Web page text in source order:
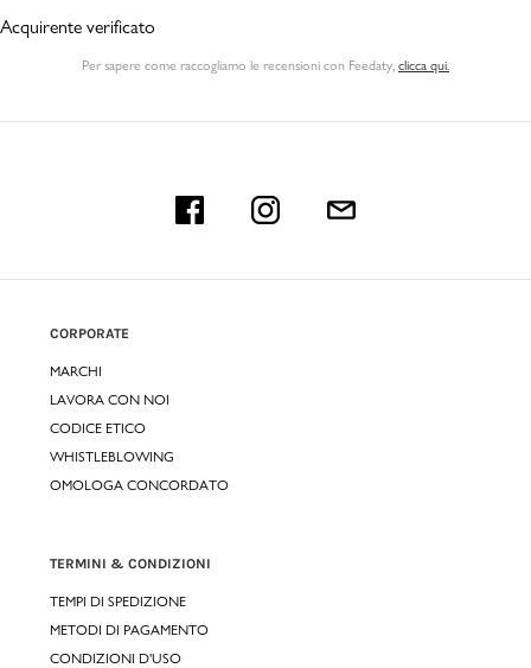
Acquirente verificato
Per sapere come raccogliamo le recensioni con Feedaty, clicca qui.
CORPORATE
MARCHI
LAVORA CON NOI
CODICE ETICO
WHISTLEBLOWING
OMOLOGA CONCORDATO
TERMINI & CONDIZIONI
TEMPI DI SPEDIZIONE
METODI DI PAGAMENTO
CONDIZIONI D'USO